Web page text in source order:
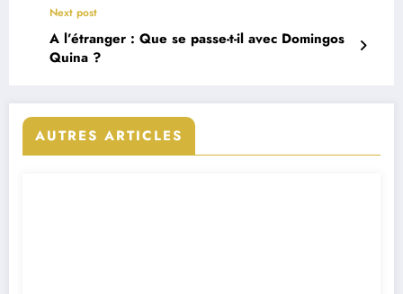
Next post
A l’étranger : Que se passe-t-il avec Domingos
Quina ?
AUTRES ARTICLES